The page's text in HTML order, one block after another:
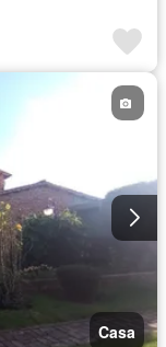
Casa